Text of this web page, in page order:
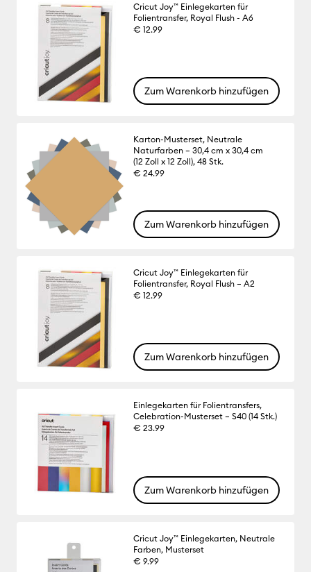
Cricut Joy™ Einlegekarten für
Folientransfer, Royal Flush - A6
€ 12.99
Zum Warenkorb hinzufügen
Karton-Musterset, Neutrale
Naturfarben – 30,4 cm x 30,4 cm
(12 Zoll x 12 Zoll), 48 Stk.
€ 24.99
Zum Warenkorb hinzufügen
Cricut Joy™ Einlegekarten für
Folientransfer, Royal Flush – A2
€ 12.99
Zum Warenkorb hinzufügen
Einlegekarten für Folientransfers,
Celebration-Musterset – S40 (14 Stk.)
€ 23.99
Zum Warenkorb hinzufügen
Cricut Joy™ Einlegekarten, Neutrale
Farben, Musterset
€ 9.99